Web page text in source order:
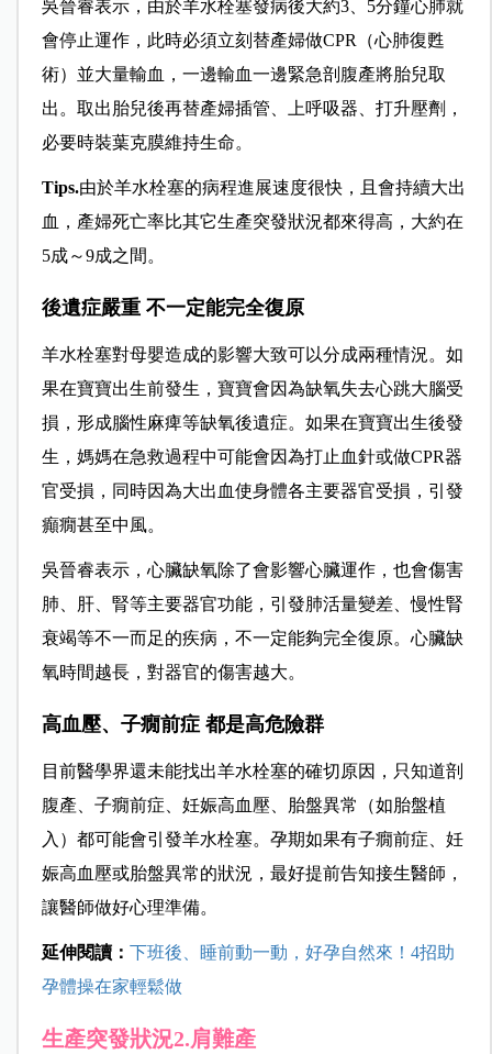
吳晉睿表示，由於羊水栓塞發病後大約3、5分鐘心肺就
會停止運作，此時必須立刻替產婦做CPR（心肺復甦
術）並大量輸血，一邊輸血一邊緊急剖腹產將胎兒取
出。取出胎兒後再替產婦插管、上呼吸器、打升壓劑，
必要時裝葉克膜維持生命。
Tips.由於羊水栓塞的病程進展速度很快，且會持續大出
血，產婦死亡率比其它生產突發狀況都來得高，大約在
5成～9成之間。
後遺症嚴重 不一定能完全復原
羊水栓塞對母嬰造成的影響大致可以分成兩種情況。如
果在寶寶出生前發生， 寶寶會因為缺氧失去心跳大腦受
損，形成腦性麻痺等缺氧後遺症。 如果在寶寶出生後發
生， 媽媽在急救過程中可能會因為打止血針或做CPR器
官受損，同時因為大出血使身體各主要器官受損，引發
癲癇甚至中風。
吳晉睿表示，心臟缺氧除了會影響心臟運作，也會傷害
肺、肝、腎等主要器官功能，引發肺活量變差、慢性腎
衰竭等不一而足的疾病，不一定能夠完全復原。心臟缺
氧時間越長，對器官的傷害越大。
高血壓、子癇前症 都是高危險群
目前醫學界還未能找出羊水栓塞的確切原因，只知道剖
腹產、子癇前症、妊娠高血壓、胎盤異常（如胎盤植
入）都可能會引發羊水栓塞。孕期如果有子癇前症、妊
娠高血壓或胎盤異常的狀況，最好提前告知接生醫師，
讓醫師做好心理準備。
延伸閱讀： 下班後、睡前動一動，好孕自然來！4招助
孕體操在家輕鬆做
生產突發狀況2.肩難產